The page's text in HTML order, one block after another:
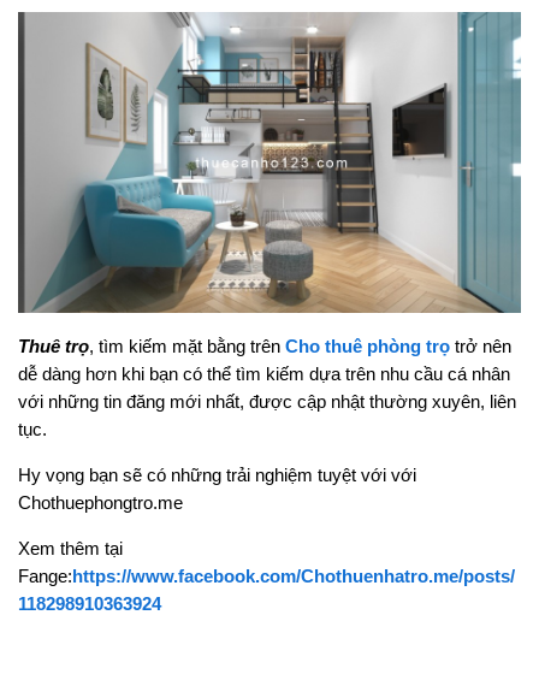
Thuê trọ, tìm kiếm mặt bằng trên Cho thuê phòng trọ trở nên
dễ dàng hơn khi bạn có thể tìm kiếm dựa trên nhu cầu cá nhân
với những tin đăng mới nhất, được cập nhật thường xuyên, liên
tục.
Hy vọng bạn sẽ có những trải nghiệm tuyệt với với
Chothuephongtro.me
Xem thêm tại
Fange: https://www.facebook.com/Chothuenhatro.me/posts/
118298910363924